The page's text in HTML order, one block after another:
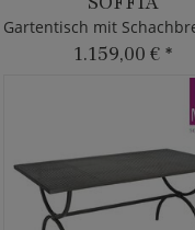
1.159,00 € *